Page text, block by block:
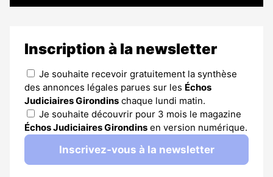
Inscription à la newsletter
Je souhaite recevoir gratuitement la synthèse
des annonces légales parues sur les Échos
Judiciaires Girondins chaque lundi matin.
Je souhaite découvrir pour 3 mois le magazine
Échos Judiciaires Girondins en version numérique.
Inscrivez-vous à la newsletter